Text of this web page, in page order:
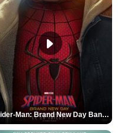
Spider-Man: Brand New Day Bande-annonce VO STFR